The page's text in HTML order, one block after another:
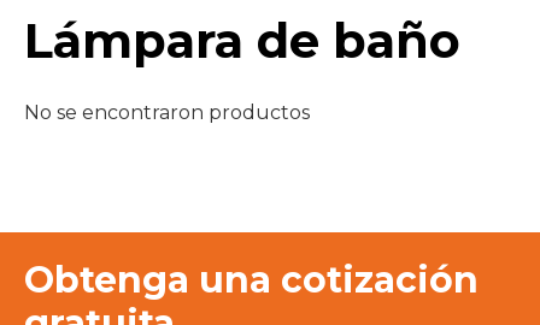
Lámpara de baño
No se encontraron productos
Obtenga una cotización